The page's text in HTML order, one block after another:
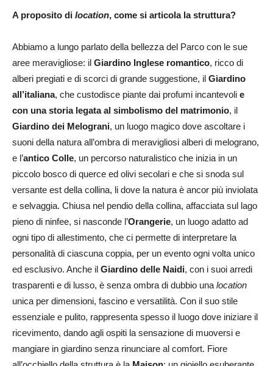
A proposito di location, come si articola la struttura?
Abbiamo a lungo parlato della bellezza del Parco con le sue
aree meravigliose: il Giardino Inglese romantico, ricco di
alberi pregiati e di scorci di grande suggestione, il Giardino
all’italiana, che custodisce piante dai profumi incantevoli e
con una storia legata al simbolismo del matrimonio, il
Giardino dei Melograni, un luogo magico dove ascoltare i
suoni della natura all’ombra di meravigliosi alberi di melograno,
e l’antico Colle, un percorso naturalistico che inizia in un
piccolo bosco di querce ed olivi secolari e che si snoda sul
versante est della collina, li dove la natura è ancor più inviolata
e selvaggia. Chiusa nel pendio della collina, affacciata sul lago
pieno di ninfee, si nasconde l’Orangerie, un luogo adatto ad
ogni tipo di allestimento, che ci permette di interpretare la
personalità di ciascuna coppia, per un evento ogni volta unico
ed esclusivo. Anche il Giardino delle Naidi, con i suoi arredi
trasparenti e di lusso, è senza ombra di dubbio una location
unica per dimensioni, fascino e versatilità. Con il suo stile
essenziale e pulito, rappresenta spesso il luogo dove iniziare il
ricevimento, dando agli ospiti la sensazione di muoversi e
mangiare in giardino senza rinunciare al comfort. Fiore